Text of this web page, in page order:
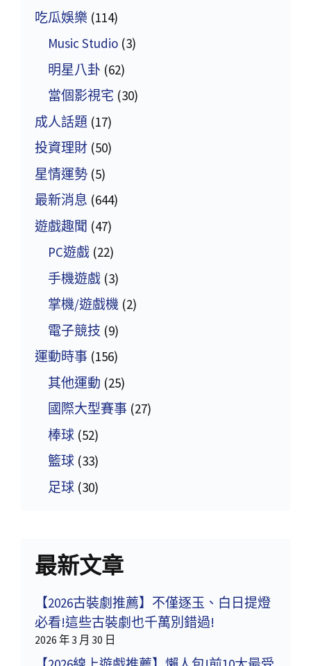
吃瓜娛樂 (114)
Music Studio (3)
明星八卦 (62)
當個影視宅 (30)
成人話題 (17)
投資理財 (50)
星情運勢 (5)
最新消息 (644)
遊戲趣聞 (47)
PC遊戲 (22)
手機遊戲 (3)
掌機/遊戲機 (2)
電子競技 (9)
運動時事 (156)
其他運動 (25)
國際大型賽事 (27)
棒球 (52)
籃球 (33)
足球 (30)
最新文章
【2026古裝劇推薦】不僅逐玉、白日提燈
必看!這些古裝劇也千萬別錯過!
2026 年 3 月 30 日